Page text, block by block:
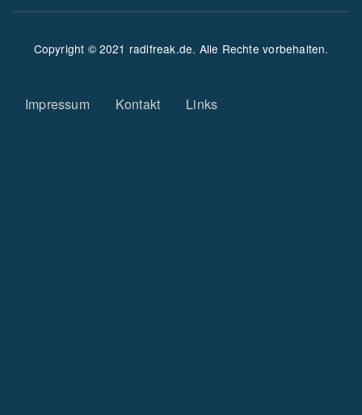
Copyright © 2021 radlfreak.de. Alle Rechte vorbehalten.
Fußzeilenmenü
Impressum Kontakt Links